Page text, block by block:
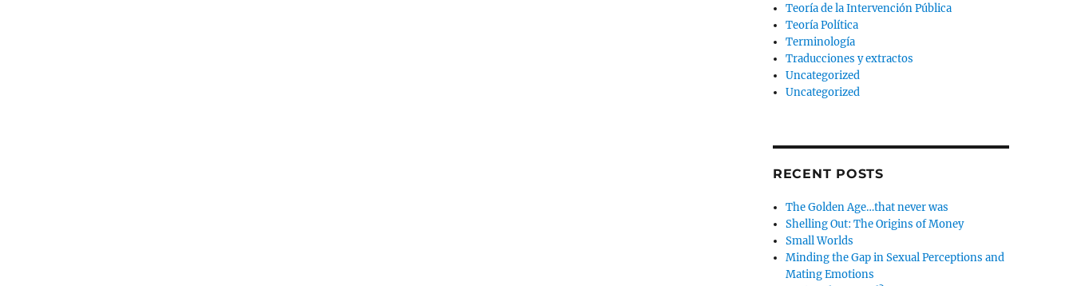
Teoría de la Intervención Pública
Teoría Política
Terminología
Traducciones y extractos
Uncategorized
Uncategorized
RECENT POSTS
The Golden Age…that never was
Shelling Out: The Origins of Money
Small Worlds
Minding the Gap in Sexual Perceptions and
Mating Emotions